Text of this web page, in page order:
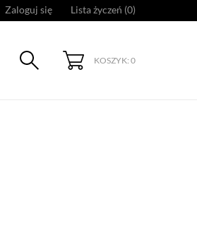
Zaloguj się Lista życzeń (0)
KOSZYK: 0